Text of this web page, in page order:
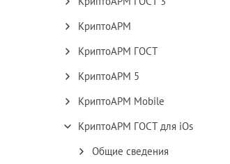
КриптоАРМ
КриптоАРМ Mobile
КриптоАРМ 5
КриптоАРМ ГОСТ
КриптоАРМ ГОСТ для iOs
Общие сведения